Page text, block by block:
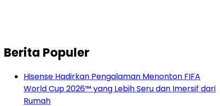
Berita Populer
Hisense Hadirkan Pengalaman Menonton FIFA
World Cup 2026™ yang Lebih Seru dan Imersif dari
Rumah